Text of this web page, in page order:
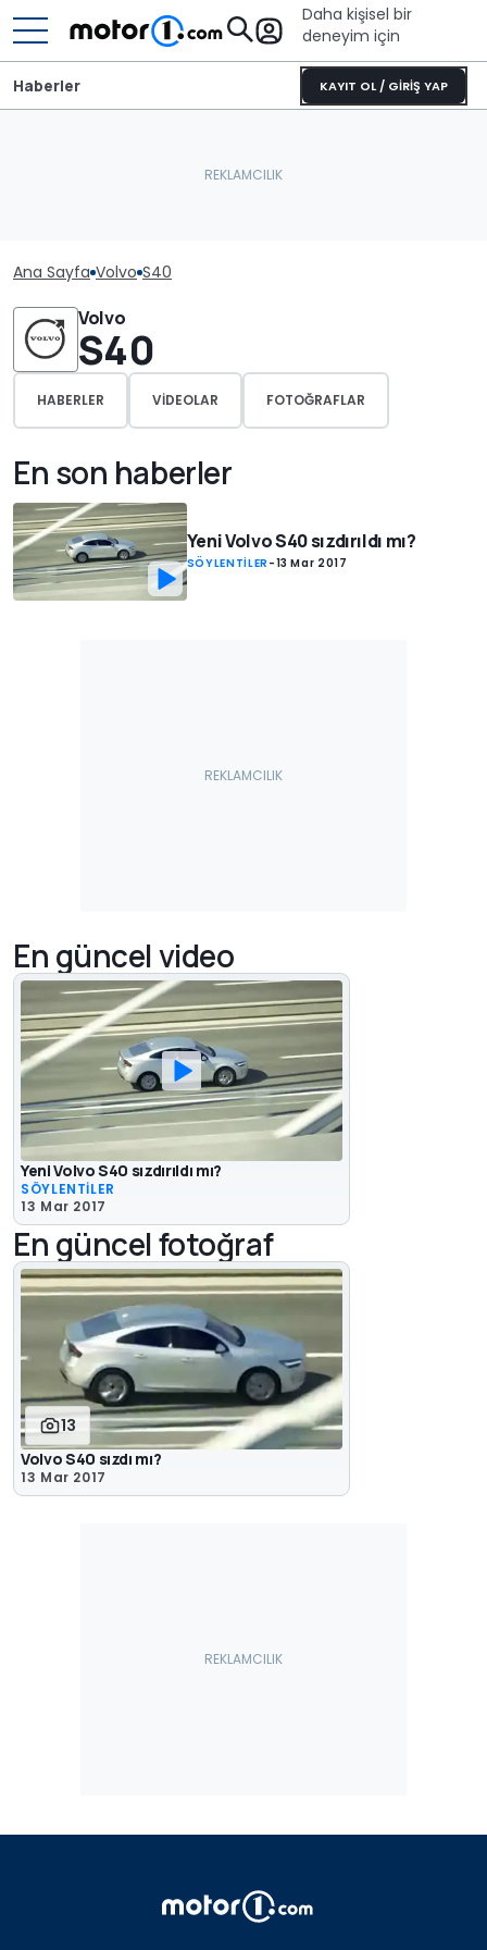
Daha kişisel bir
deneyim için
KAYIT OL / GİRİŞ YAP
Haberler
Ana Sayfa Volvo S40
Volvo
S40
HABERLER VIDEOLAR FOTOĞRAFLAR
En son haberler
Yeni Volvo S40 sızdırıldı mı?
SÖYLENTİLER -13 Mar 2017
En güncel video
Yeni Volvo S40 sızdırıldı mı?
SÖYLENTİLER
13 Mar 2017
En güncel fotoğraf
13
Volvo S40 sızdı mı?
13 Mar 2017